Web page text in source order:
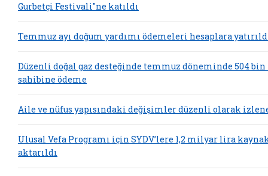
Gurbetçi Festivali"ne katıldı
Temmuz ayı doğum yardımı ödemeleri hesaplara
Düzenli doğal gaz desteğinde temmuz döneminde 504
sahibine ödeme
Aile ve nüfus yapısındaki değişimler düzenli olarak
Ulusal Vefa Programı için SYDV’lere 1,2 milyar lira
aktarıldı